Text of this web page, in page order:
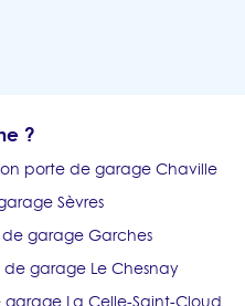
?
porte de garage Chaville
Sèvres
garage Garches
garage Le Chesnay
La Celle-Saint-Cloud